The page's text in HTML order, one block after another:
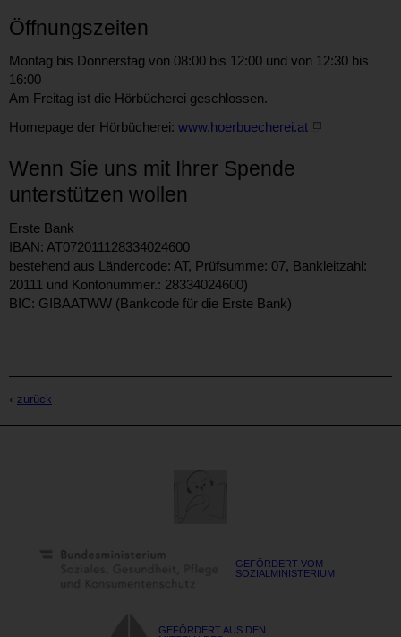
Öffnungszeiten
Montag bis Donnerstag von 08:00 bis 12:00 und von 12:30 bis
16:00
Am Freitag ist die Hörbücherei geschlossen.
Homepage der Hörbücherei: www.hoerbuecherei.at
Wenn Sie uns mit Ihrer Spende
unterstützen wollen
Erste Bank
IBAN: AT072011128334024600
bestehend aus Ländercode: AT, Prüfsumme: 07, Bankleitzahl:
20111 und Kontonummer.: 28334024600)
BIC: GIBAATWW (Bankcode für die Erste Bank)
zurück
GEFÖRDERT VOM
SOZIALMINISTERIUM
GEFÖRDERT AUS DEN